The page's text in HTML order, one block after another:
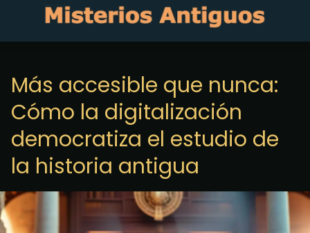
Más accesible que nunca:
Cómo la digitalización
democratiza el estudio de
la historia antigua